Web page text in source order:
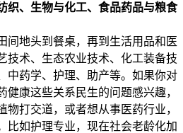
织、生物与化工、食品药品与粮食
间地头到餐桌，再到生活用品和医
技术、生态农业技术、化工装备技
中药学、护理、助产等。如果你对
健康这些关系民生的问题感兴趣，
物打交道，或者想从事医药行业，
比如护理专业，现在社会老龄化加